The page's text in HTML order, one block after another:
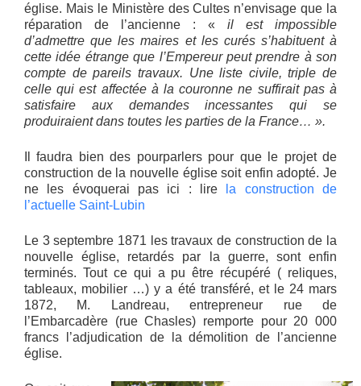
église. Mais le Ministère des Cultes n’envisage que la
réparation de l’ancienne : « il est impossible
d’admettre que les maires et les curés s’habituent à
cette idée étrange que l’Empereur peut prendre à son
compte de pareils travaux. Une liste civile, triple de
celle qui est affectée à la couronne ne suffirait pas à
satisfaire aux demandes incessantes qui se
produiraient dans toutes les parties de la France… ».
Il faudra bien des pourparlers pour que le projet de
construction de la nouvelle église soit enfin adopté. Je
ne les évoquerai pas ici : lire
la construction de
l’actuelle Saint-Lubin
Le 3 septembre 1871 les travaux de construction de la
nouvelle église, retardés par la guerre, sont enfin
terminés. Tout ce qui a pu être récupéré ( reliques,
tableaux, mobilier …) y a été transféré, et le 24 mars
1872, M. Landreau, entrepreneur rue de
l’Embarcadère (rue Chasles) remporte pour 20 000
francs l’adjudication de la démolition de l’ancienne
église.